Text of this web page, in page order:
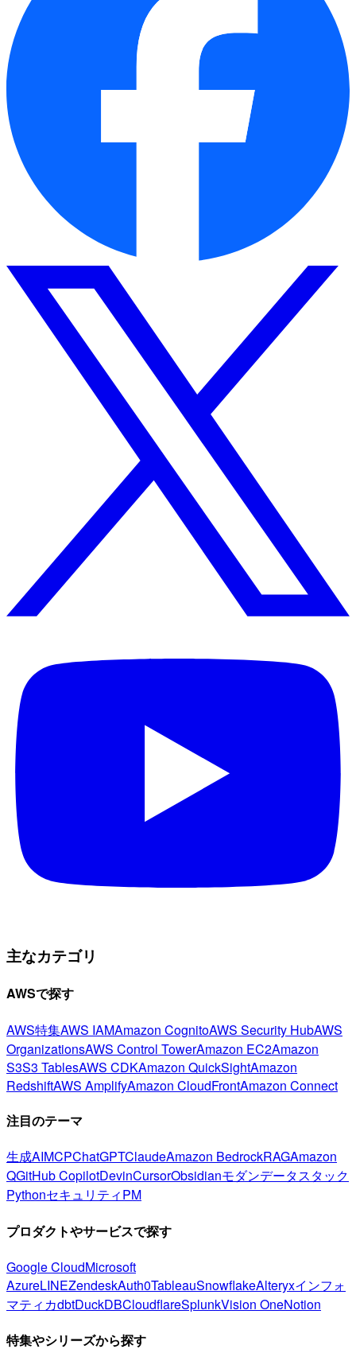
主なカテゴリ
AWSで探す
AWS特集AWS IAMAmazon CognitoAWS Security HubAWS
OrganizationsAWS Control TowerAmazon EC2Amazon
S3S3 TablesAWS CDKAmazon QuickSightAmazon
RedshiftAWS AmplifyAmazon CloudFrontAmazon Connect
注目のテーマ
生成AIMCPChatGPTClaudeAmazon BedrockRAGAmazon
QGitHub CopilotDevinCursorObsidianモダンデータスタック
PythonセキュリティPM
プロダクトやサービスで探す
Google CloudMicrosoft
AzureLINEZendeskAuth0TableauSnowflakeAlteryxインフォ
マティカdbtDuckDBCloudflareSplunkVision OneNotion
特集やシリーズから探す